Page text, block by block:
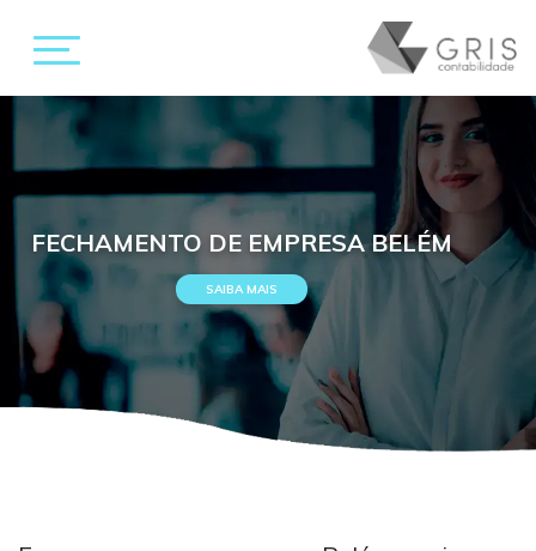
FECHAMENTO DE EMPRESA BELÉM
SAIBA MAIS